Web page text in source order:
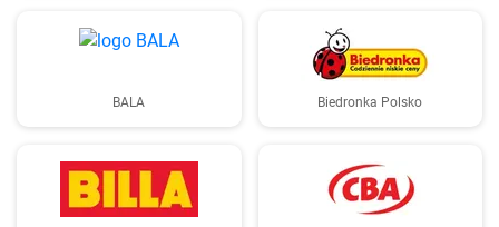
BALA Biedronka Polsko